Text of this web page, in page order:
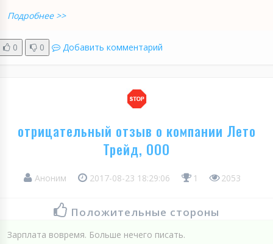
Подробнее >>
0 0 Добавить комментарий
отрицательный отзыв о компании Лето
Трейд, ООО
Аноним 2017-08-23 18:29:06 1 2053
Положительные стороны
Зарплата вовремя. Больше нечего писать.